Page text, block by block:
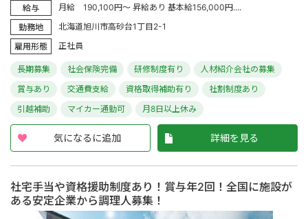
給与
月給 190,100円～ 昇給あり 基本給156,000円....
勤務地
北海道旭川市高砂台1丁目2-1
雇用形態
正社員
長期募集 社会保険完備 研修制度有り
人材紹介会社の募集
賞与あり
交通費支給 資格取得補助有り
社割制度あり
引越補助
マイカー通勤可 月8日以上休み
気になるに追加 詳細を見る
社宅手当や資格援助制度あり！賞与年2回！全国に施設が
ある安定企業から調理人募集！